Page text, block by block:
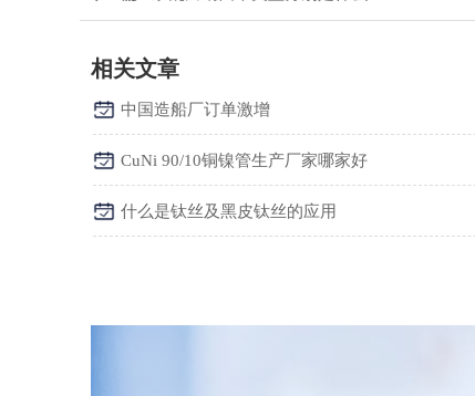
相关文章
中国造船厂订单激增
CuNi 90/10铜镍管生产厂家哪家好
什么是钛丝及黑皮钛丝的应用